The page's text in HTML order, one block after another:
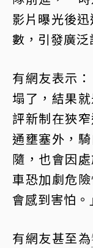
影片曝光後
數，引發廣泛
有網友表示
塌了，結果
評新制在狹
通壅塞外，
隨，也會因
車恐加劇危
會感到害怕。」
有網友甚至為